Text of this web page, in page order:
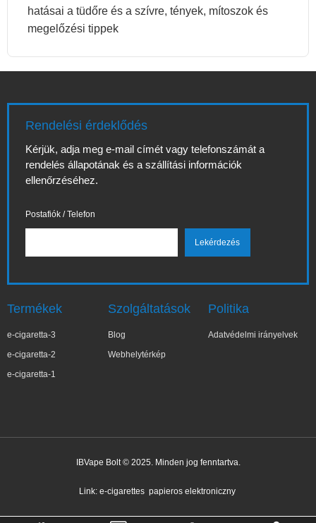
hatásai a tüdőre és a szívre, tények, mítoszok és
megelőzési tippek
Rendelési érdeklődés
Kérjük, adja meg e-mail címét vagy telefonszámát a
rendelés állapotának és a szállítási információk
ellenőrzéséhez.
Postafiók / Telefon
Termékek
e-cigaretta-3
e-cigaretta-2
e-cigaretta-1
Szolgáltatások
Blog
Webhelytérkép
Politika
Adatvédelmi irányelvek
IBVape Bolt © 2025. Minden jog fenntartva.
Link: e-cigarettes papieros elektroniczny